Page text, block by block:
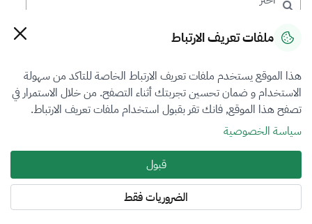
رقم الترخيص
التصنيف
VFR2
فرع التقييم
ملفات تعريف الارتباط
هذا الموقع يستخدم ملفات تعريف الارتباط الخاصة للتاكد من سهولة
الاستخدام و ضمان تحسين تجربتك أثناء التصفح. من خلال الاستمرار في
تصفح هذا الموقع, فانك تقر بقبول استخدام ملفات تعريف الارتباط.
سياسة الخصوصية
قبول
الضروريات فقط